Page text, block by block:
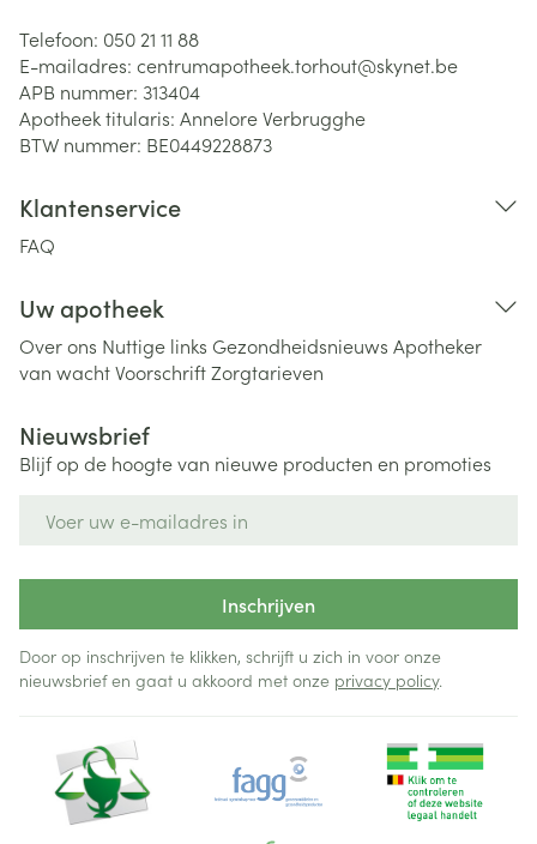
Telefoon: 050 21 11 88
E-mailadres: centrumapotheek.torhout@skynet.be
APB nummer: 313404
Apotheek titularis: Annelore Verbrugghe
BTW nummer: BE0449228873
Klantenservice
FAQ
Uw apotheek
Over ons Nuttige links Gezondheidsnieuws Apotheker
van wachtVoorschriftZorgtarieven
Nieuwsbrief
Blijf op de hoogte van nieuwe producten en promoties
Inschrijven
Door op inschrijven te klikken, schrijft u zich in voor onze
nieuwsbrief en gaat u akkoord met onze privacy policy.